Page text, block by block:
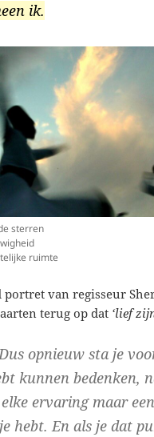
ik.
sterren
ruimte
van regisseur
terug op dat ‘lief
opnieuw sta je
kunnen bedenken,
ervaring maar
hebt. En als je dat